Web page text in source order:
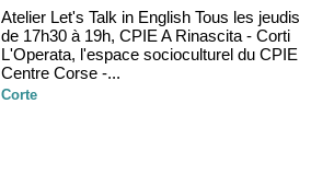
Atelier Let's Talk in English Tous les jeudis
de 17h30 à 19h, CPIE A Rinascita - Corti
L'Operata, l'espace socioculturel du CPIE
Centre Corse -...
Corte